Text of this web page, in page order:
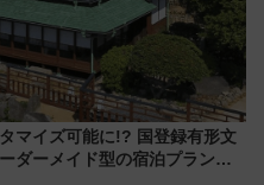
マイズ可能に!? 国登録有形文
ダーメイド型の宿泊プランが